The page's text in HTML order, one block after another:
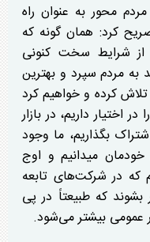
محور به عنوان راه
کرد: همان گونه که
از شرایط سخت کنونی
به مردم سپرد و بهترین
کرده و خواهیم کرد
آن را در اختیار داریم، در بازار
بگذاریم، ما وجود
میدانیم و اوج
که در شرکت‌های تابعه
بشوند که طبیعتاً در پی
عمومی بیشتر می‌شود.